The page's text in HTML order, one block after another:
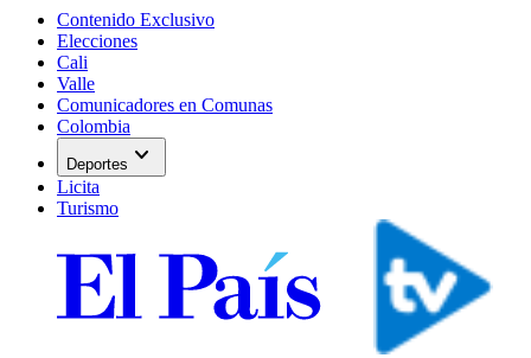
Contenido Exclusivo
Elecciones
Cali
Valle
Comunicadores en Comunas
Colombia
Deportes expand_more
Licita
Turismo